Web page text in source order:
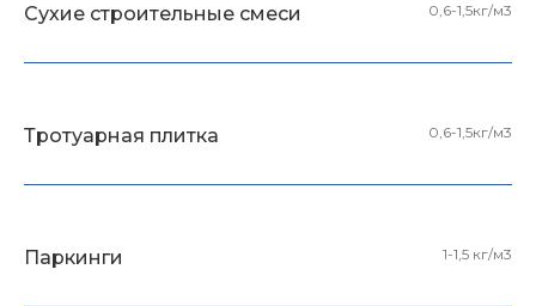
Сухие строительные смеси 0,6-1,5кг/м3
Тротуарная плитка 0,6-1,5кг/м3
Паркинги 1-1,5 кг/м3